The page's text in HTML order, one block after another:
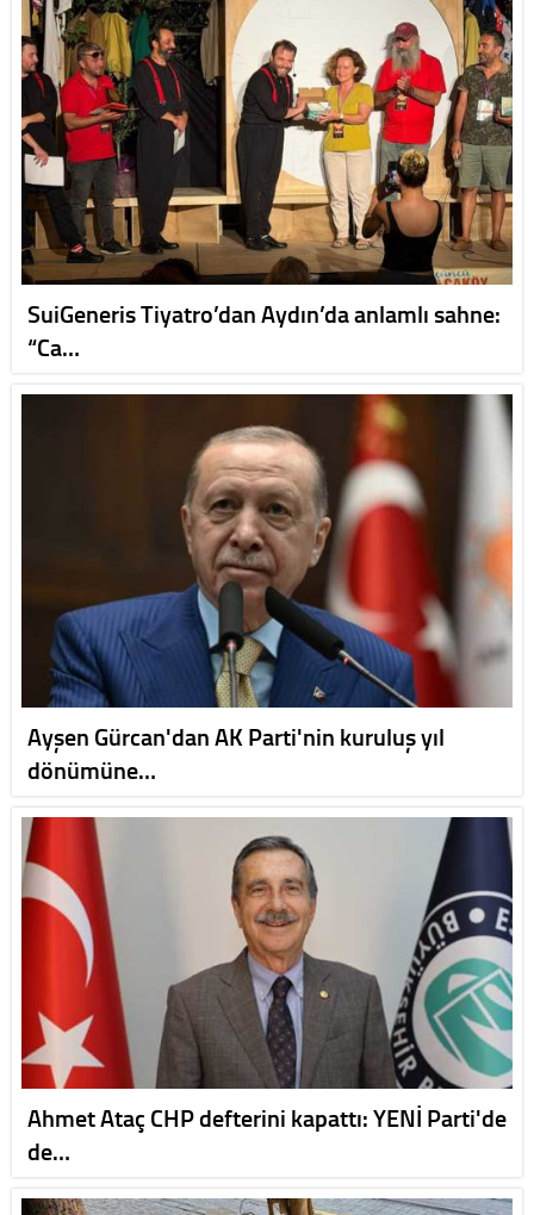
SuiGeneris Tiyatro’dan Aydın’da anlamlı sahne:
“Ca…
Ayşen Gürcan'dan AK Parti'nin kuruluş yıl
dönümüne…
Ahmet Ataç CHP defterini kapattı: YENİ Parti'de
de…